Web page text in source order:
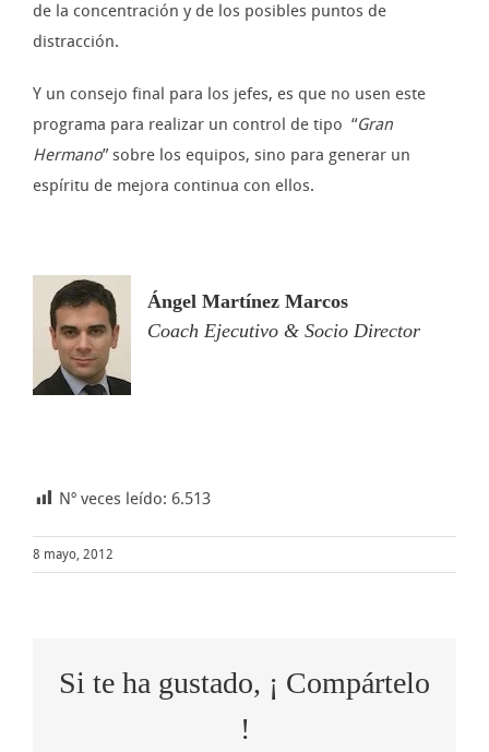
de la concentración y de los posibles puntos de
distracción.
Y un consejo final para los jefes, es que no usen este
programa para realizar un control de tipo “Gran
Hermano” sobre los equipos, sino para generar un
espíritu de mejora continua con ellos.
Ángel Martínez Marcos
Coach Ejecutivo & Socio Director
Nº veces leído: 6.513
8 mayo, 2012
Si te ha gustado, ¡ Compártelo
!